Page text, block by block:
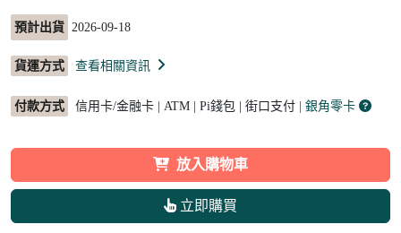
預計出貨 2026-09-18
貨運方式 查看相關資訊
付款方式 信用卡/金融卡 | ATM | Pi錢包 | 街口支付 | 銀角零卡
放入購物車
立即購買